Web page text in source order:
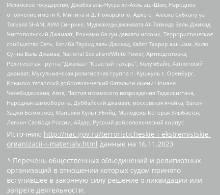
Исламское государство, Джабха аль-Нусра ли-Ахль аш-Шам, Народное
ополчение имени К. Минина и Д. Пожарского, Аджр от Аллаха Субхану уа
Тагьаля SHAM, АУМ Синрике, Муджахеды джамаата Ат-Тавхида Валь-Джихад,
Чистопольский Джамаат, Рохнамо ба суи давлати исломи, Террористическое
сообщество Сеть, Катиба Таухид валь-Джихад, Хайят Тахрир аш-Шам, Ахлю
Сунна Валь Джамаа, National Socialism/White Power, Артподготовка,
Религиозная группа “Джамаат “Красный пахарь”, Колумбайн, Хатлонский
джамаат, Мусульманская религиозная группа п. Кушкуль г. Оренбург,
Крымско-татарский добровольческий батальон имени Номана
Челебиджихана, Азов, Партия исламского возрождения Таджикистана,
Народная самооборона, Дуббайский джамаат, московская ячейка, Батал-
Хаджи Белхороев, Маньяки Культ Убийц, Молодёжь Которая Улыбается,
Легион Свобода России, Айдар, Русский добровольческий корпус
Источник: http://nac.gov.ru/terroristicheskie-i-ekstremistskie-
organizacii-i-materialy.html данные на 16.11.2023
* Перечень общественных объединений и религиозных
организаций в отношении которых судом принято
вступившее в законную силу решение о ликвидации или
запрете деятельности: